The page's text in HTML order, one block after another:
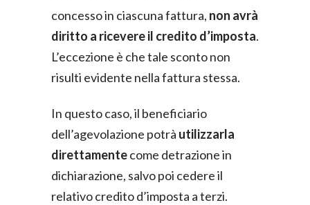
concesso in ciascuna fattura, non avrà
diritto a ricevere il credito d’imposta.
L’eccezione è che tale sconto non
risulti evidente nella fattura stessa.
In questo caso, il beneficiario
dell’agevolazione potrà utilizzarla
direttamentecome detrazione in
dichiarazione, salvo poi cedere il
relativo credito d’imposta a terzi.